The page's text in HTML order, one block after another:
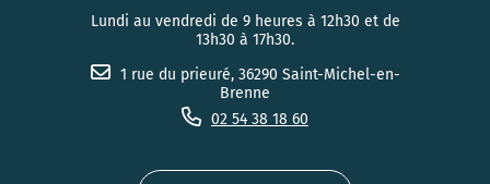
Lundi au vendredi de 9 heures à 12h30 et de
13h30 à 17h30.
1 rue du prieuré, 36290 Saint-Michel-en-
Brenne
02 54 38 18 60